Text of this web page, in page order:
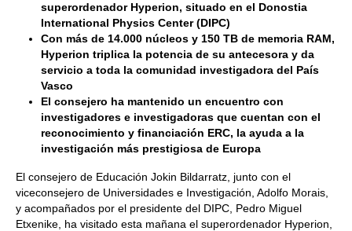
superordenador Hyperion, situado en el Donostia
International Physics Center (DIPC)
Con más de 14.000 núcleos y 150 TB de memoria RAM,
Hyperion triplica la potencia de su antecesora y da
servicio a toda la comunidad investigadora del País
Vasco
El consejero ha mantenido un encuentro con
investigadores e investigadoras que cuentan con el
reconocimiento y financiación ERC, la ayuda a la
investigación más prestigiosa de Europa
El consejero de Educación Jokin Bildarratz, junto con el
viceconsejero de Universidades e Investigación, Adolfo Morais,
y acompañados por el presidente del DIPC, Pedro Miguel
Etxenike, ha visitado esta mañana el superordenador Hyperion,